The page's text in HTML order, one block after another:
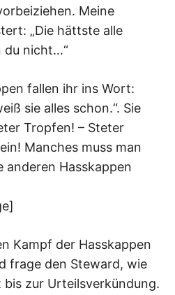
Meine
„Die hättste alle
du nicht…“
fallen ihr ins Wort:
sie alles schon.“. Sie
Tropfen! – Steter
Manches muss man
anderen Hasskappen
Kampf der Hasskappen
frage den Steward, wie
bis zur Urteilsverkündung.